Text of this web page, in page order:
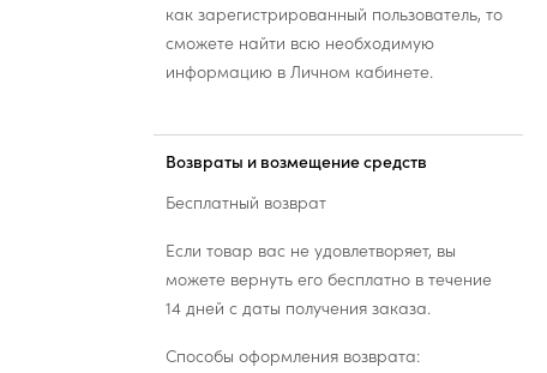
как зарегистрированный пользователь, то
сможете найти всю необходимую
информацию в Личном кабинете.
Возвраты и возмещение средств
Бесплатный возврат
Если товар вас не удовлетворяет, вы
можете вернуть его бесплатно в течение
14 дней с даты получения заказа.
Способы оформления возврата: